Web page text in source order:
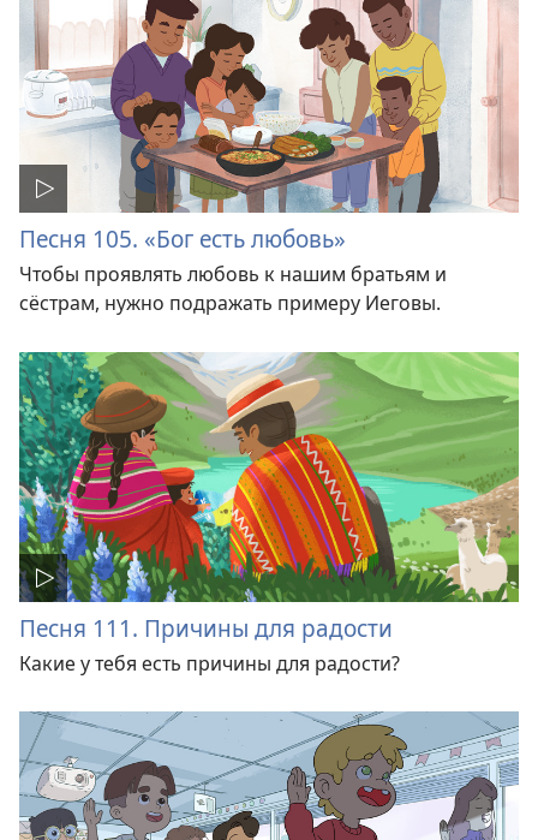
Песня 105. «Бог есть любовь»
Чтобы проявлять любовь к нашим братьям и
сёстрам, нужно подражать примеру Иеговы.
Песня 111. Причины для радости
Какие у тебя есть причины для радости?